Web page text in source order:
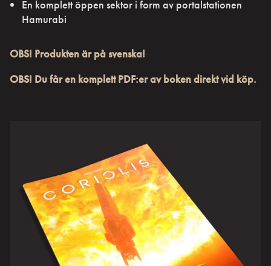
En komplett öppen sektor i form av portalstationen
Hamurabi
OBS! Produkten är på svenska!
OBS! Du får en komplett PDF:er av boken direkt vid köp.